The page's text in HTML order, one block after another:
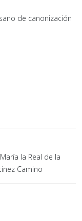
de canonización
la Real de la
Camino